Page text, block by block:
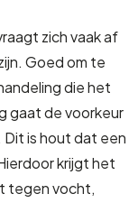
zich vaak af
Goed om te
die het
gaat de voorkeur
is hout dat een
krijgt het
tegen vocht,